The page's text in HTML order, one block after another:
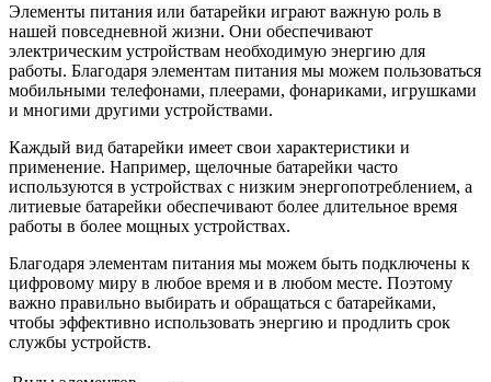
Элементы питания или батарейки играют важную роль в
нашей повседневной жизни. Они обеспечивают
электрическим устройствам необходимую энергию для
работы. Благодаря элементам питания мы можем пользоваться
мобильными телефонами, плеерами, фонариками, игрушками
и многими другими устройствами.
Каждый вид батарейки имеет свои характеристики и
применение. Например, щелочные батарейки часто
используются в устройствах с низким энергопотреблением, а
литиевые батарейки обеспечивают более длительное время
работы в более мощных устройствах.
Благодаря элементам питания мы можем быть подключены к
цифровому миру в любое время и в любом месте. Поэтому
важно правильно выбирать и обращаться с батарейками,
чтобы эффективно использовать энергию и продлить срок
службы устройств.